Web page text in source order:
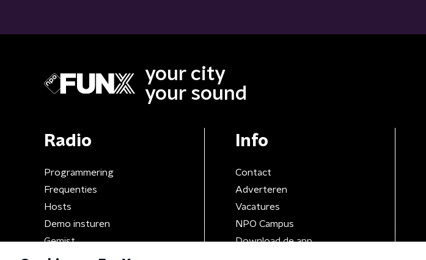
your city
your sound
Radio
Programmering
Frequenties
Hosts
Demo insturen
Gemist
Info
Contact
Adverteren
Vacatures
NPO Campus
Download de app